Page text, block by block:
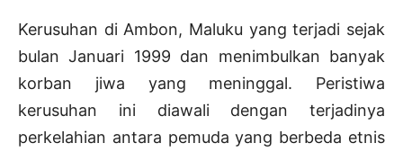
Kerusuhan di Ambon, Maluku yang terjadi sejak
bulan Januari 1999 dan menimbulkan banyak
korban jiwa yang meninggal. Peristiwa
kerusuhan ini diawali dengan terjadinya
perkelahian antara pemuda yang berbeda etnis